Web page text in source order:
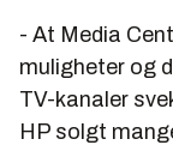
- At Media
muligheter og
TV-kanaler
HP solgt